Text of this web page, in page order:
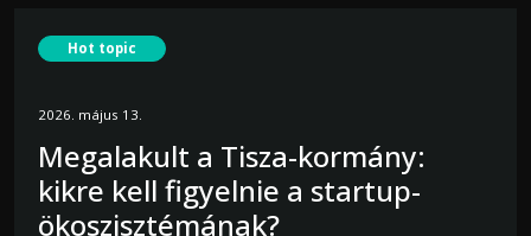
Hot topic
2026. május 13.
Megalakult a Tisza-kormány:
kikre kell figyelnie a startup-
ökoszisztémának?